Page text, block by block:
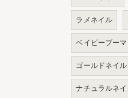
ラメネイル
ベイビーブーマ
ゴールドネイル
ナチュラルネ